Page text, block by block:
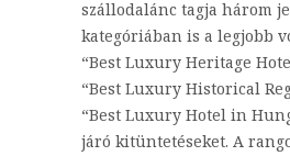
szállodalánc tagja három
kategóriában is a legjobb
“Best Luxury Heritage
“Best Luxury Historical
“Best Luxury Hotel in
járó kitüntetéseket. A